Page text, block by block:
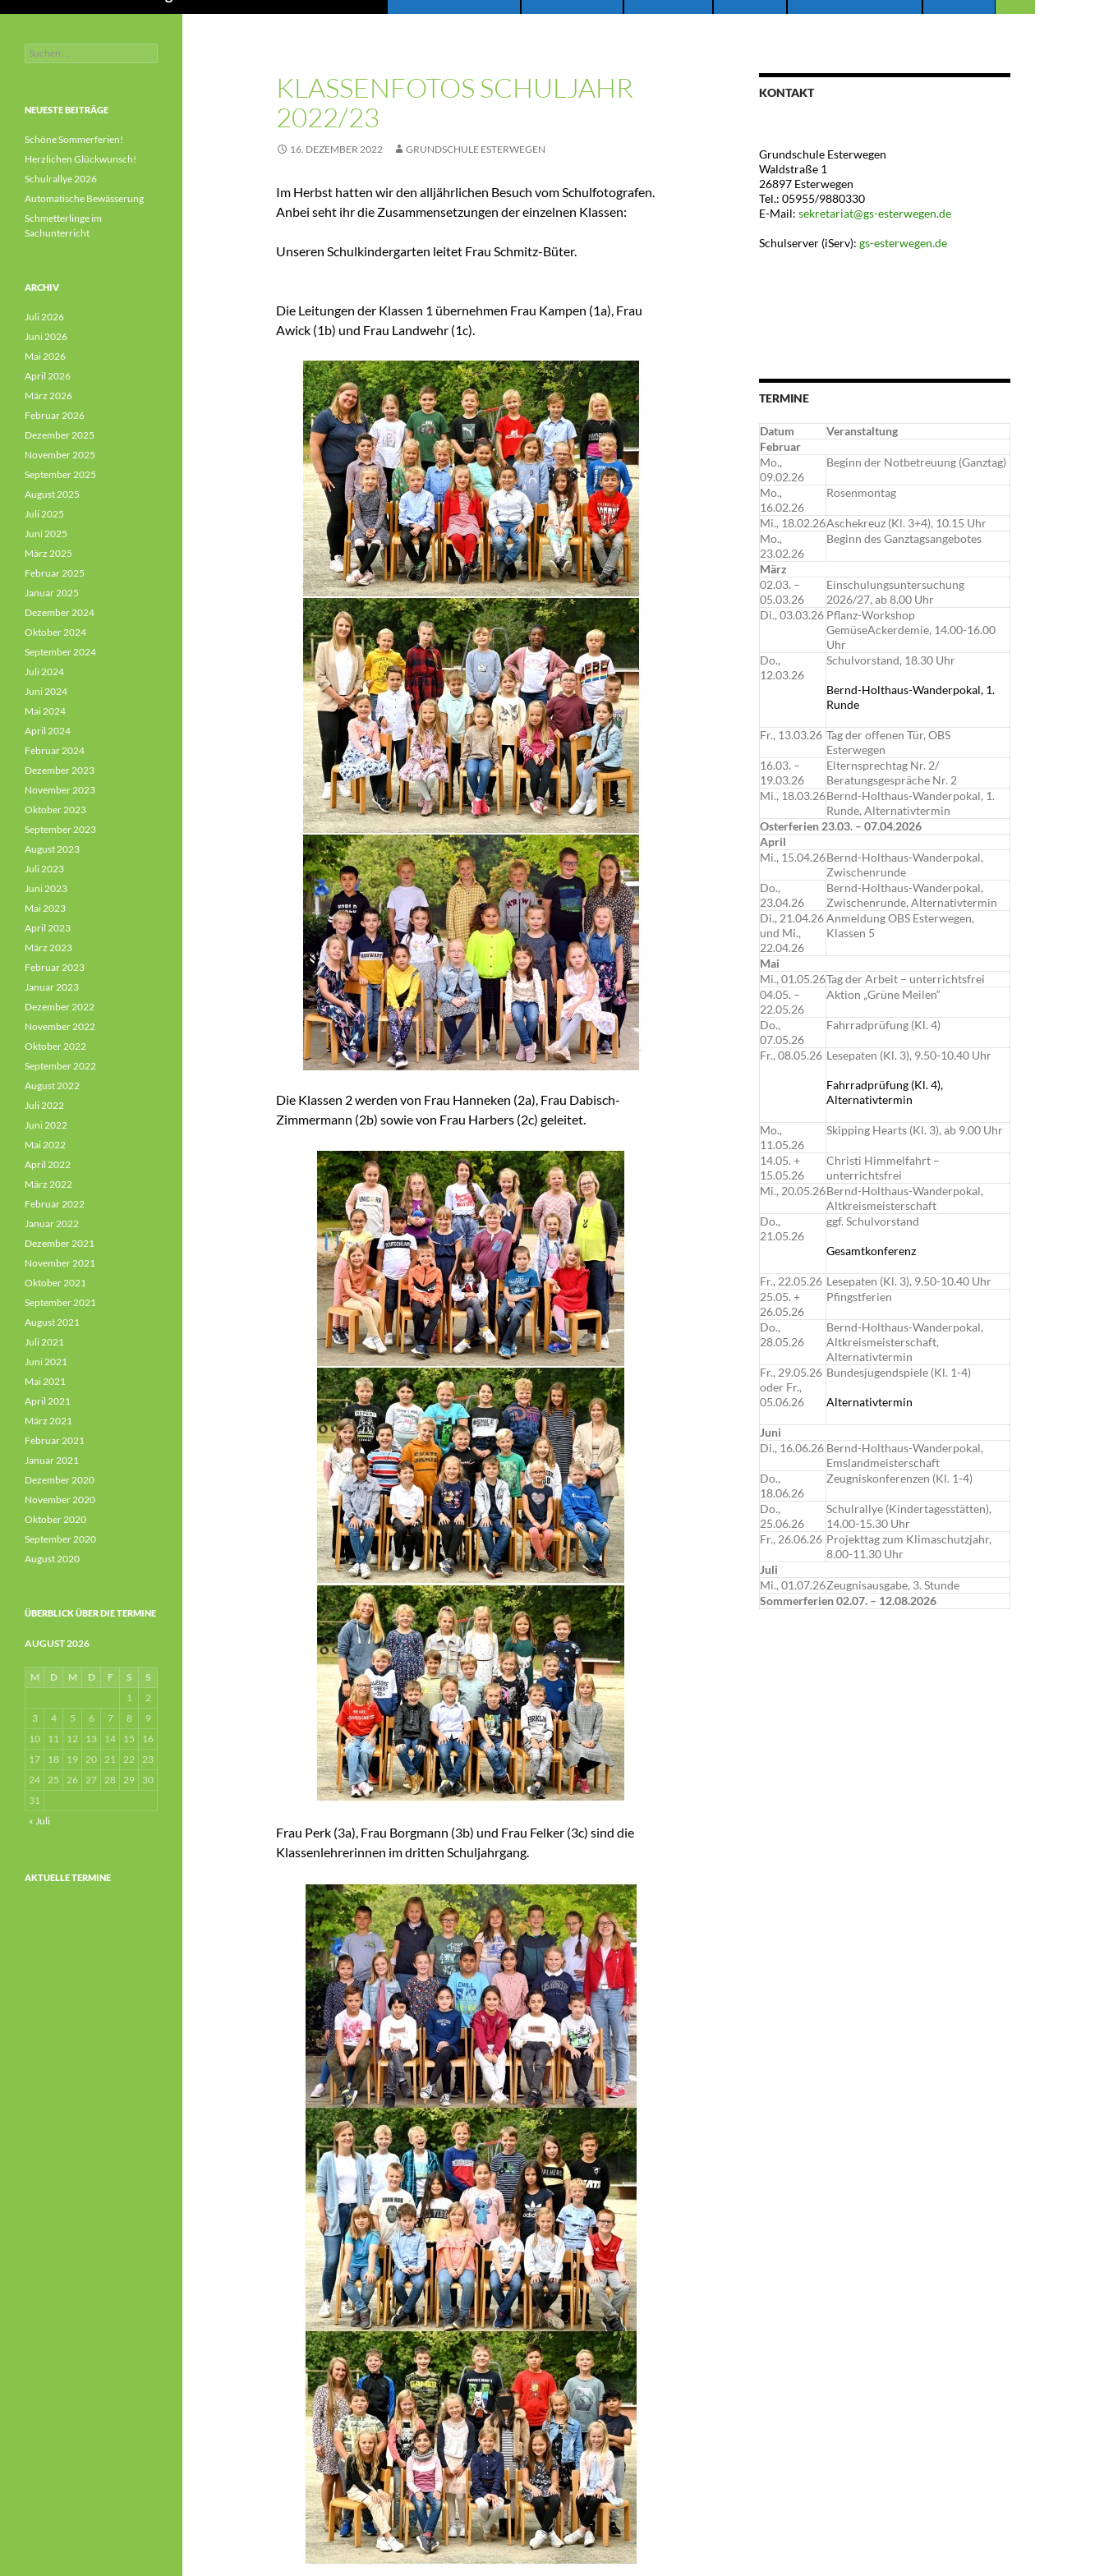
KLASSENFOTOS SCHULJAHR
2022/23
16. DEZEMBER 2022 GRUNDSCHULE ESTERWEGEN
Im Herbst hatten wir den alljährlichen Besuch vom Schulfotografen.
Anbei seht ihr die Zusammensetzungen der einzelnen Klassen:
Unseren Schulkindergarten leitet Frau Schmitz-Büter.
Die Leitungen der Klassen 1 übernehmen Frau Kampen (1a), Frau
Awick (1b) und Frau Landwehr (1c).
Die Klassen 2 werden von Frau Hanneken (2a), Frau Dabisch-
Zimmermann (2b) sowie von Frau Harbers (2c) geleitet.
Frau Perk (3a), Frau Borgmann (3b) und Frau Felker (3c) sind die
Klassenlehrerinnen im dritten Schuljahrgang.
KONTAKT
Grundschule Esterwegen
Waldstraße 1
26897 Esterwegen
Tel.: 05955/9880330
E-Mail: sekretariat@gs-esterwegen.de
Schulserver (iServ): gs-esterwegen.de
TERMINE
Datum
Veranstaltung
Februar
Mo.,
09.02.26
Beginn der Notbetreuung (Ganztag)
Mo.,
16.02.26
Rosenmontag
Mi., 18.02.26Aschekreuz (Kl. 3+4), 10.15 Uhr
Mo.,
23.02.26
Beginn des Ganztagsangebotes
März
02.03. –
05.03.26
Einschulungsuntersuchung
2026/27, ab 8.00 Uhr
Di., 03.03.26 Pflanz-Workshop
GemüseAckerdemie, 14.00-16.00
Uhr
Do.,
12.03.26
Schulvorstand, 18.30 Uhr
Bernd-Holthaus-Wanderpokal, 1.
Runde
Fr., 13.03.26 Tag der offenen Tür, OBS
Esterwegen
16.03. –
19.03.26
Elternsprechtag Nr. 2/
Beratungsgespräche Nr. 2
Mi., 18.03.26Bernd-Holthaus-Wanderpokal, 1.
Runde, Alternativtermin
Osterferien 23.03. – 07.04.2026
April
Mi., 15.04.26Bernd-Holthaus-Wanderpokal,
Zwischenrunde
Do.,
23.04.26
Bernd-Holthaus-Wanderpokal,
Zwischenrunde, Alternativtermin
Di., 21.04.26
und Mi.,
22.04.26
Anmeldung OBS Esterwegen,
Klassen 5
Mai
Mi., 01.05.26Tag der Arbeit – unterrichtsfrei
04.05. –
22.05.26
Aktion „Grüne Meilen“
Do.,
07.05.26
Fahrradprüfung (Kl. 4)
Fr., 08.05.26 Lesepaten (Kl. 3), 9.50-10.40 Uhr
Fahrradprüfung (Kl. 4),
Alternativtermin
Mo.,
11.05.26
Skipping Hearts (Kl. 3), ab 9.00 Uhr
14.05. +
15.05.26
Christi Himmelfahrt –
unterrichtsfrei
Mi., 20.05.26Bernd-Holthaus-Wanderpokal,
Altkreismeisterschaft
Do.,
21.05.26
ggf. Schulvorstand
Gesamtkonferenz
Fr., 22.05.26 Lesepaten (Kl. 3), 9.50-10.40 Uhr
25.05. +
26.05.26
Pfingstferien
Do.,
28.05.26
Bernd-Holthaus-Wanderpokal,
Altkreismeisterschaft,
Alternativtermin
Fr., 29.05.26
oder Fr.,
05.06.26
Bundesjugendspiele (Kl. 1-4)
Alternativtermin
Juni
Di., 16.06.26 Bernd-Holthaus-Wanderpokal,
Emslandmeisterschaft
Do.,
18.06.26
Zeugniskonferenzen (Kl. 1-4)
Do.,
25.06.26
Schulrallye (Kindertagesstätten),
14.00-15.30 Uhr
Fr., 26.06.26 Projekttag zum Klimaschutzjahr,
8.00-11.30 Uhr
Juli
Mi., 01.07.26Zeugnisausgabe, 3. Stunde
Sommerferien 02.07. – 12.08.2026
Suchen
nach:
NEUESTE BEITRÄGE
Schöne Sommerferien!
Herzlichen Glückwunsch!
Schulrallye 2026
Automatische Bewässerung
Schmetterlinge im
Sachunterricht
ARCHIV
Juli 2026
Juni 2026
Mai 2026
April 2026
März 2026
Februar 2026
Dezember 2025
November 2025
September 2025
August 2025
Juli 2025
Juni 2025
März 2025
Februar 2025
Januar 2025
Dezember 2024
Oktober 2024
September 2024
Juli 2024
Juni 2024
Mai 2024
April 2024
Februar 2024
Dezember 2023
November 2023
Oktober 2023
September 2023
August 2023
Juli 2023
Juni 2023
Mai 2023
April 2023
März 2023
Februar 2023
Januar 2023
Dezember 2022
November 2022
Oktober 2022
September 2022
August 2022
Juli 2022
Juni 2022
Mai 2022
April 2022
März 2022
Februar 2022
Januar 2022
Dezember 2021
November 2021
Oktober 2021
September 2021
August 2021
Juli 2021
Juni 2021
Mai 2021
April 2021
März 2021
Februar 2021
Januar 2021
Dezember 2020
November 2020
Oktober 2020
September 2020
August 2020
ÜBERBLICK ÜBER DIE TERMINE
AUGUST 2026
M D M D F S
S
1
2
3
4 5 6 7 8
9
10
11 12 13 14 15
16
17
18 19 20 21 22 23
24 25 26 27 28 29
30
31
« Juli
AKTUELLE TERMINE